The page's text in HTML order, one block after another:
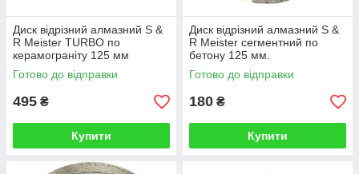
Диск відрізний алмазний S &
R Meister TURBO по
керамограніту 125 мм
Готово до відправки
495 ₴
Купити
Диск відрізний алмазний S &
R Meister сегментний по
бетону 125 мм.
Готово до відправки
180 ₴
Купити